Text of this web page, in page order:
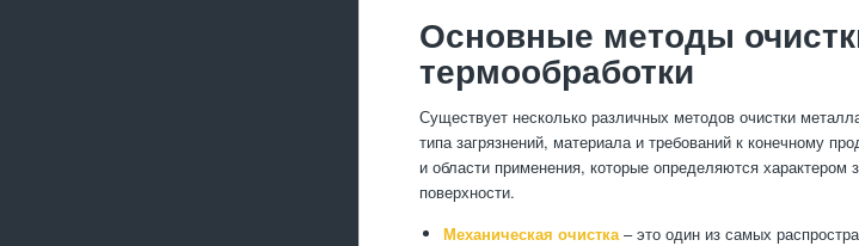
Основные методы
термообработки
Существует несколько различных методов очистки
типа загрязнений, материала и требований к конечному
и области применения, которые определяются характером
поверхности.
Механическая очистка– это один из самых